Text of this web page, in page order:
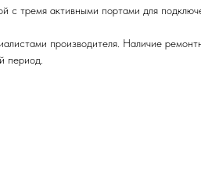
с тремя активными портами для
производителя. Наличие
период.